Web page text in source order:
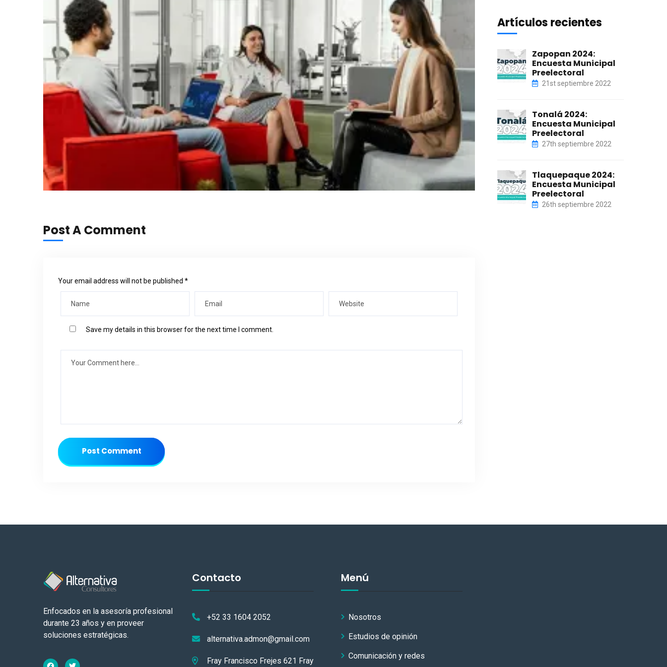
Post A Comment
Your email address will not be published *
Save my details in this browser for the next time I comment.
Post Comment
Artículos recientes
Zapopan 2024:
Encuesta Municipal
Preelectoral
21st septiembre 2022
Tonalá 2024:
Encuesta Municipal
Preelectoral
27th septiembre 2022
Tlaquepaque 2024:
Encuesta Municipal
Preelectoral
26th septiembre 2022
Enfocados en la asesoría profesional
durante 23 años y en proveer
soluciones estratégicas.
Contacto
+52 33 1604 2052
alternativa.admon@gmail.com
Fray Francisco Frejes 621 Fray
Menú
Nosotros
Estudios de opinión
Comunicación y redes